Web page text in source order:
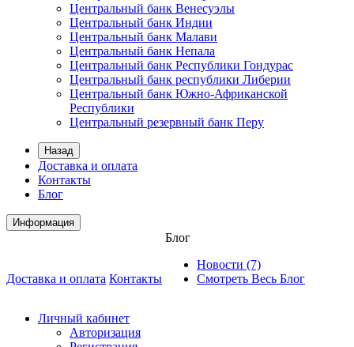
Центральный банк Венесуэлы
Центральный банк Индии
Центральный банк Малави
Центральный банк Непала
Центральный банк Республики Гондурас
Центральный банк республики Либерии
Центральный банк Южно-Африканской
Республики
Центральный резервный банк Перу
Назад
Доставка и оплата
Контакты
Блог
Информация
Доставка и оплата Контакты
Блог
Новости (7)
Смотреть Весь Блог
Личный кабинет
Авторизация